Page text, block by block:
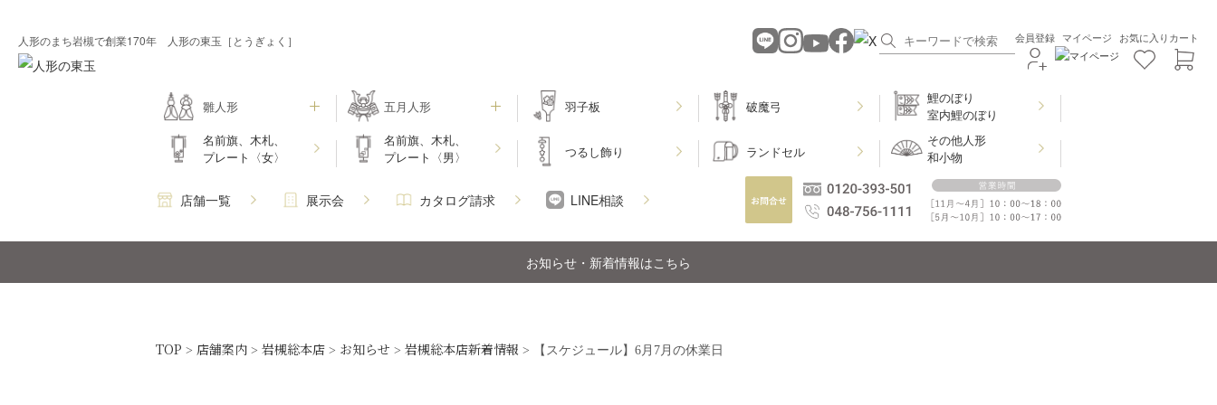
人形のまち岩槻で創業170年 人形の東玉［とうぎょく］ 会員登録 マイページ お気に入りカート
雛人形 五月人形 羽子板 破魔弓
鯉のぼり
室内鯉のぼり
名前旗、木札、
プレート〈女〉
名前旗、木札、
プレート〈男〉
つるし飾り ランドセル
その他人形
和小物
店舗一覧 展示会 カタログ請求 LINE相談
お知らせ・新着情報はこちら
TOP > 店舗案内 > 岩槻総本店 > お知らせ > 岩槻総本店新着情報 > 【スケジュール】6月7月の休業日